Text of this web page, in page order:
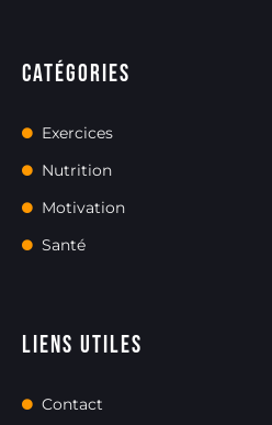
Catégories
Exercices
Nutrition
Motivation
Santé
Liens utiles
Contact